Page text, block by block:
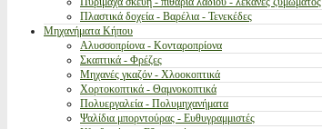
Πλαστικά δοχεία - Βαρέλια - Τενεκέδες
Μηχανήματα Κήπου
Αλυσσοπρίονα - Κονταροπρίονα
Σκαπτικά - Φρέζες
Μηχανές γκαζόν - Χλοοκοπτικά
Χορτοκοπτικά - Θαμνοκοπτικά
Πολυεργαλεία - Πολυμηχανήματα
Ψαλίδια μπορντούρας - Ευθυγραμμιστές